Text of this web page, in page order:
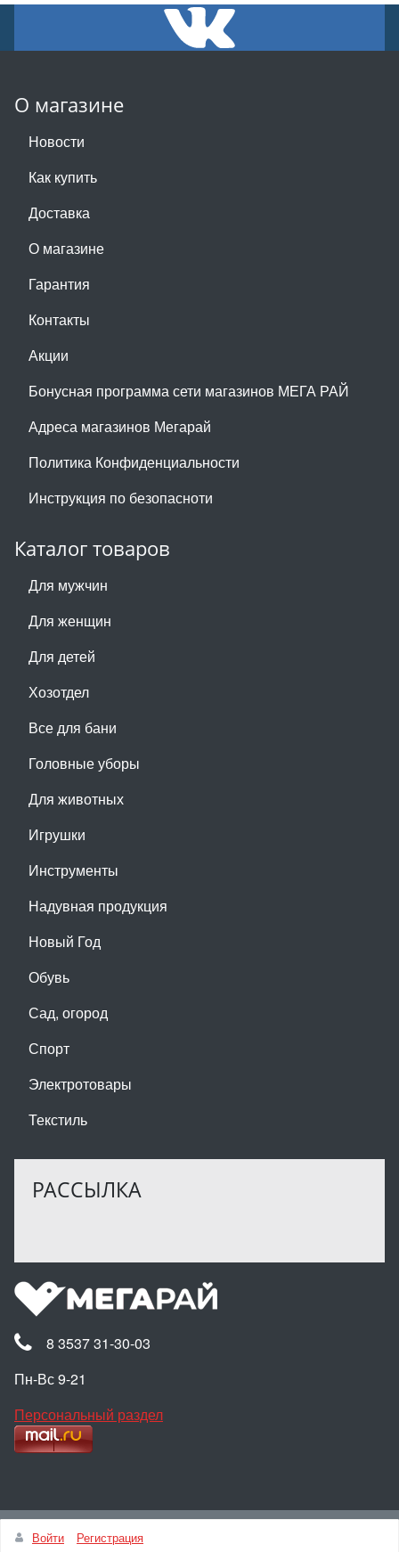
О магазине
Новости
Как купить
Доставка
О магазине
Гарантия
Контакты
Акции
Бонусная программа сети магазинов МЕГА РАЙ
Адреса магазинов Мегарай
Политика Конфиденциальности
Инструкция по безопасноти
Каталог товаров
Для мужчин
Для женщин
Для детей
Хозотдел
Все для бани
Головные уборы
Для животных
Игрушки
Инструменты
Надувная продукция
Новый Год
Обувь
Сад, огород
Спорт
Электротовары
Текстиль
РАССЫЛКА
8 3537 31-30-03
Пн-Вс 9-21
Персональный раздел
Войти
Регистрация